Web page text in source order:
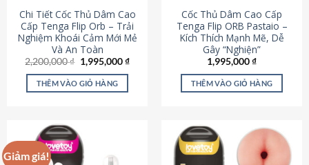
Chi Tiết Cốc Thủ Dâm Cao
Cấp Tenga Flip Orb – Trải
Nghiệm Khoái Cảm Mới Mẻ
Và An Toàn
2,200,000₫ Giá
gốc
là:
2,200,000 ₫.
1,995,000₫Giá
THÊM VÀO GIỎ HÀNG
Cốc Thủ Dâm Cao Cấp
Tenga Flip ORB Pastaio –
Kích Thích Mạnh Mẽ, Dễ
Gây “Nghiện”
1,995,000₫
THÊM VÀO GIỎ HÀNG
Giảm giá!